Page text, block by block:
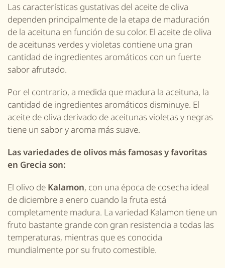
Las características gustativas del aceite de oliva
dependen principalmente de la etapa de maduración
de la aceituna en función de su color. El aceite de oliva
de aceitunas verdes y violetas contiene una gran
cantidad de ingredientes aromáticos con un fuerte
sabor afrutado.
Por el contrario, a medida que madura la aceituna, la
cantidad de ingredientes aromáticos disminuye. El
aceite de oliva derivado de aceitunas violetas y negras
tiene un sabor y aroma más suave.
Las variedades de olivos más famosas y favoritas
en Grecia son:
El olivo de Kalamon, con una época de cosecha ideal
de diciembre a enero cuando la fruta está
completamente madura. La variedad Kalamon tiene un
fruto bastante grande con gran resistencia a todas las
temperaturas, mientras que es conocida
mundialmente por su fruto comestible.